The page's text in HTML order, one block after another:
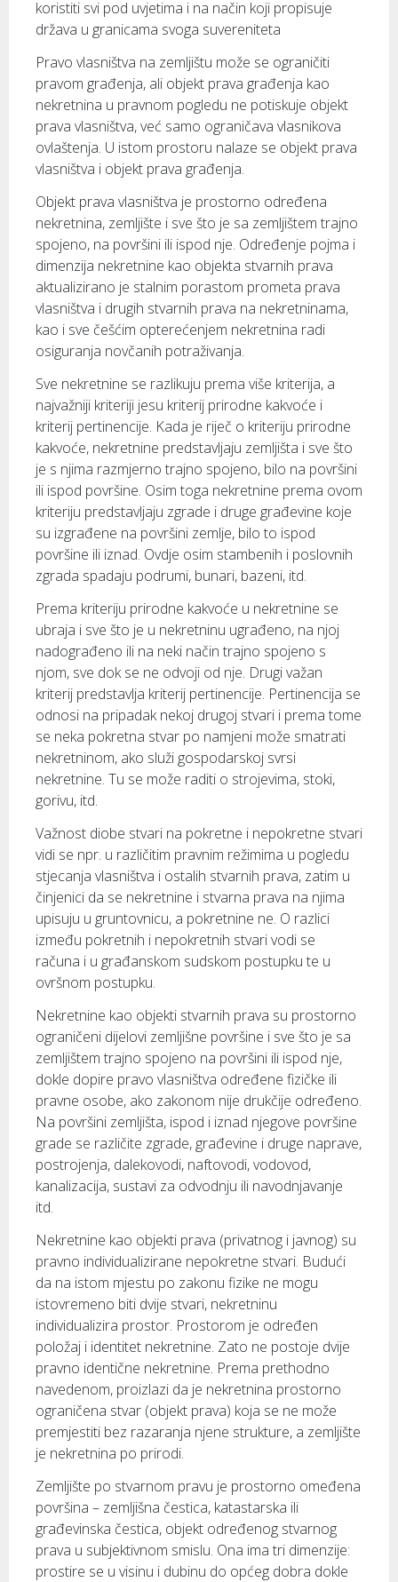
koristiti svi pod uvjetima i na način koji propisuje
država u granicama svoga suvereniteta
Pravo vlasništva na zemljištu može se ograničiti
pravom građenja, ali objekt prava građenja kao
nekretnina u pravnom pogledu ne potiskuje objekt
prava vlasništva, već samo ograničava vlasnikova
ovlaštenja. U istom prostoru nalaze se objekt prava
vlasništva i objekt prava građenja.
Objekt prava vlasništva je prostorno određena
nekretnina, zemljište i sve što je sa zemljištem trajno
spojeno, na površini ili ispod nje. Određenje pojma i
dimenzija nekretnine kao objekta stvarnih prava
aktualizirano je stalnim porastom prometa prava
vlasništva i drugih stvarnih prava na nekretninama,
kao i sve češćim opterećenjem nekretnina radi
osiguranja novčanih potraživanja.
Sve nekretnine se razlikuju prema više kriterija, a
najvažniji kriteriji jesu kriterij prirodne kakvoće i
kriterij pertinencije. Kada je riječ o kriteriju prirodne
kakvoće, nekretnine predstavljaju zemljišta i sve što
je s njima razmjerno trajno spojeno, bilo na površini
ili ispod površine. Osim toga nekretnine prema ovom
kriteriju predstavljaju zgrade i druge građevine koje
su izgrađene na površini zemlje, bilo to ispod
površine ili iznad. Ovdje osim stambenih i poslovnih
zgrada spadaju podrumi, bunari, bazeni, itd.
Prema kriteriju prirodne kakvoće u nekretnine se
ubraja i sve što je u nekretninu ugrađeno, na njoj
nadograđeno ili na neki način trajno spojeno s
njom, sve dok se ne odvoji od nje. Drugi važan
kriterij predstavlja kriterij pertinencije. Pertinencija se
odnosi na pripadak nekoj drugoj stvari i prema tome
se neka pokretna stvar po namjeni može smatrati
nekretninom, ako služi gospodarskoj svrsi
nekretnine. Tu se može raditi o strojevima, stoki,
gorivu, itd.
Važnost diobe stvari na pokretne i nepokretne stvari
vidi se npr. u različitim pravnim režimima u pogledu
stjecanja vlasništva i ostalih stvarnih prava, zatim u
činjenici da se nekretnine i stvarna prava na njima
upisuju u gruntovnicu, a pokretnine ne. O razlici
između pokretnih i nepokretnih stvari vodi se
računa i u građanskom sudskom postupku te u
ovršnom postupku.
Nekretnine kao objekti stvarnih prava su prostorno
ograničeni dijelovi zemljišne površine i sve što je sa
zemljištem trajno spojeno na površini ili ispod nje,
dokle dopire pravo vlasništva određene fizičke ili
pravne osobe, ako zakonom nije drukčije određeno.
Na površini zemljišta, ispod i iznad njegove površine
grade se različite zgrade, građevine i druge naprave,
postrojenja, dalekovodi, naftovodi, vodovod,
kanalizacija, sustavi za odvodnju ili navodnjavanje
itd.
Nekretnine kao objekti prava (privatnog i javnog) su
pravno individualizirane nepokretne stvari. Budući
da na istom mjestu po zakonu fizike ne mogu
istovremeno biti dvije stvari, nekretninu
individualizira prostor. Prostorom je određen
položaj i identitet nekretnine. Zato ne postoje dvije
pravno identične nekretnine. Prema prethodno
navedenom, proizlazi da je nekretnina prostorno
ograničena stvar (objekt prava) koja se ne može
premjestiti bez razaranja njene strukture, a zemljište
je nekretnina po prirodi.
Zemljište po stvarnom pravu je prostorno omeđena
površina – zemljišna čestica, katastarska ili
građevinska čestica, objekt određenog stvarnog
prava u subjektivnom smislu. Ona ima tri dimenzije:
prostire se u visinu i dubinu do općeg dobra dokle